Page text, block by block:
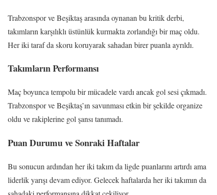
Trabzonspor ve Beşiktaş arasında oynanan bu kritik derbi,
takımların karşılıklı üstünlük kurmakta zorlandığı bir maç oldu.
Her iki taraf da skoru koruyarak sahadan birer puanla ayrıldı.
Takımların Performansı
Maç boyunca tempolu bir mücadele vardı ancak gol sesi çıkmadı.
Trabzonspor ve Beşiktaş’ın savunması etkin bir şekilde organize
oldu ve rakiplerine gol şansı tanımadı.
Puan Durumu ve Sonraki Haftalar
Bu sonucun ardından her iki takım da ligde puanlarını artırdı ama
liderlik yarışı devam ediyor. Gelecek haftalarda her iki takımın da